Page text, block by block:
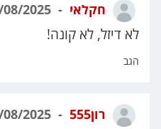
חקלאי
לא דיזל, לא קונה!
הגב
רון555